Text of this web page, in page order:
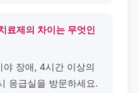
료제의 차이는 무엇인
장애, 4시간 이상의
응급실을 방문하세요.